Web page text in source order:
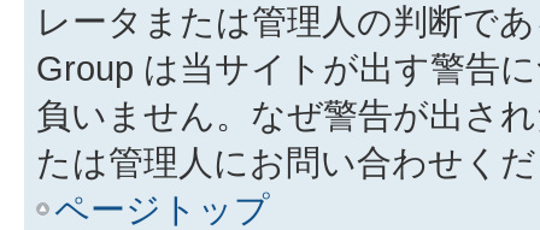
レータまたは管理人の判断で
Group は当サイトが出す警告
負いません。なぜ警告が出さ
たは管理人にお問い合わせく
ページトップ